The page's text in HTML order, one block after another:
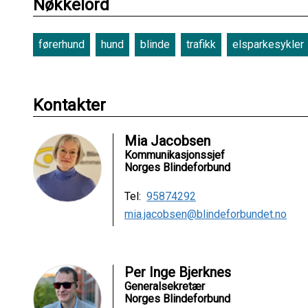
Nøkkelord
førerhund hund blinde trafikk elsparkesykler
Kontakter
Mia Jacobsen
Kommunikasjonssjef
Norges Blindeforbund
Tel: 95874292
mia.jacobsen@blindeforbundet.no
Per Inge Bjerknes
Generalsekretær
Norges Blindeforbund